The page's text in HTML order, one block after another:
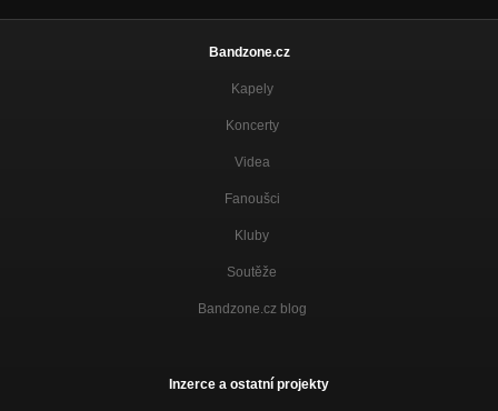
Bandzone.cz
Kapely
Koncerty
Videa
Fanoušci
Kluby
Soutěže
Bandzone.cz blog
Inzerce a ostatní projekty